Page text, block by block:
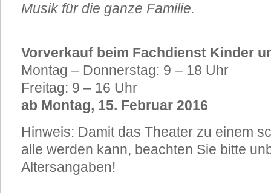
Musik für die ganze Familie.
Vorverkauf beim Fachdienst Kinder
Montag – Donnerstag: 9 – 18 Uhr
Freitag: 9 – 16 Uhr
ab Montag, 15. Februar 2016
Hinweis: Damit das Theater zu einem
alle werden kann, beachten Sie bitte
Altersangaben!